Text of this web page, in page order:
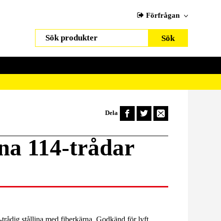
Förfrågan
Dela
114-trådar
trådig stållina med fiberkärna. Godkänd för lyft.